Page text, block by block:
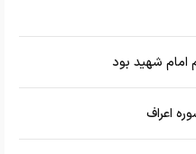
امام شهید بود